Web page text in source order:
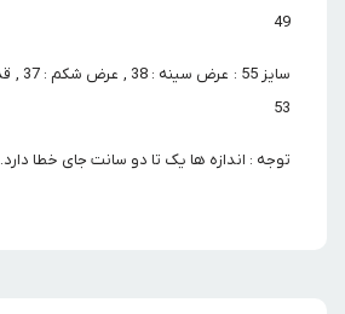
49
53
توجه : اندازه ها یک تا دو سانت جای خطا دارد.